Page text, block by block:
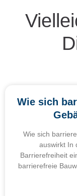
Wie sich
Wie sich
auswirkt In
Barrierefreiheit
barrierefreie